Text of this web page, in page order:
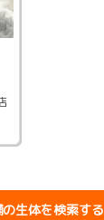
生体を検索する